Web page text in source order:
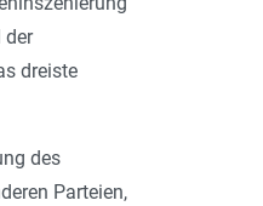
der
dreiste
des
Parteien,